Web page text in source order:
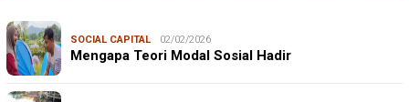
SOCIAL CAPITAL 02/02/2026
Mengapa Teori Modal Sosial Hadir